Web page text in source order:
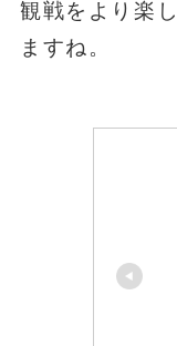
観戦をより楽
ますね。